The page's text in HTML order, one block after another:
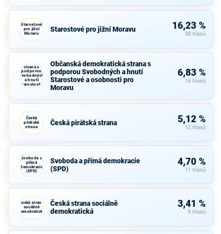
Starostové
pro jižní
Moravu
Starostové pro jižní Moravu 16,23 %
38 hlasů
strana s
podporou
Svobodných
a hnutí
Starostové a
osobnosti
Občanská demokratická strana s
podporou Svobodných a hnutí
Starostové a osobnosti pro
Moravu
6,83 %
16 hlasů
Česká
pirátská
strana
Česká pirátská strana 5,12 %
12 hlasů
Svoboda a
přímá
demokracie
(SPD)
Svoboda a přímá demokracie
(SPD)
4,70 %
11 hlasů
Česká strana
sociálně
demokratická
Česká strana sociálně
demokratická
3,41 %
8 hlasů